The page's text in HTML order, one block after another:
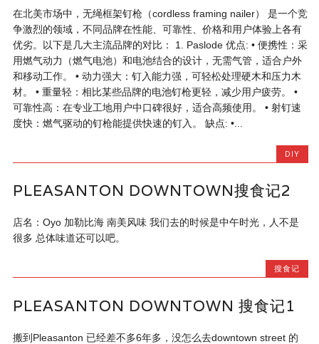
在北美市场中，无绳框架钉枪（cordless framing nailer） 是一个竞
争激烈的领域，不同品牌在性能、可靠性、价格和用户体验上各有
优劣。以下是几大主流品牌的对比： 1. Paslode 优点: • 便携性：采
用燃气动力（燃气电池）和电池结合的设计，无需气管，适合户外
和移动工作。 • 动力强大：钉入能力强，可轻松处理硬木和压力木
材。 • 重量轻：相比某些品牌的电池钉枪更轻，减少用户疲劳。 •
可靠性高：在专业工地用户中口碑很好，适合高频使用。 • 射钉速
度快：燃气驱动的钉枪能提供快速的钉入。 缺点: •...
DIY
PLEASANTON DOWNTOWN搜食记2
店名：Oyo 加勒比海 南美风味 我们去的时候是中午时光，人不是
很多 总体味道还可以吧。
搜食记
PLEASANTON DOWNTOWN 搜食记1
搬到Pleasanton 已经差不多6年多，没怎么去downtown street 的